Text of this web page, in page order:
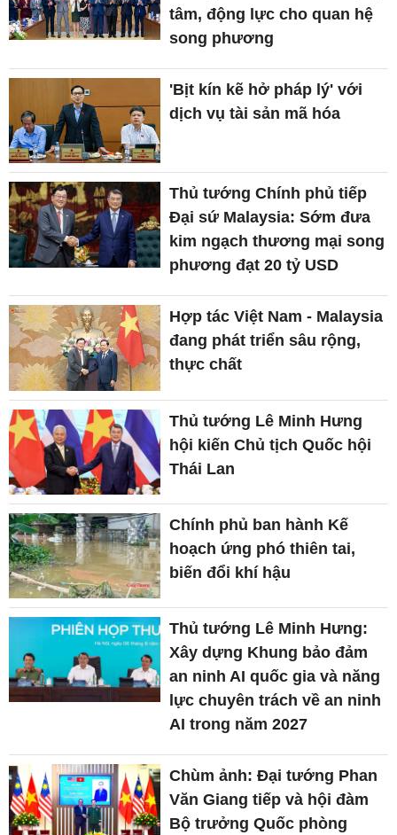
tâm, động lực cho quan hệ
song phương
'Bịt kín kẽ hở pháp lý' với
dịch vụ tài sản mã hóa
Thủ tướng Chính phủ tiếp
Đại sứ Malaysia: Sớm đưa
kim ngạch thương mại song
phương đạt 20 tỷ USD
Hợp tác Việt Nam - Malaysia
đang phát triển sâu rộng,
thực chất
Thủ tướng Lê Minh Hưng
hội kiến Chủ tịch Quốc hội
Thái Lan
Chính phủ ban hành Kế
hoạch ứng phó thiên tai,
biến đổi khí hậu
Thủ tướng Lê Minh Hưng:
Xây dựng Khung bảo đảm
an ninh AI quốc gia và năng
lực chuyên trách về an ninh
AI trong năm 2027
Chùm ảnh: Đại tướng Phan
Văn Giang tiếp và hội đàm
Bộ trưởng Quốc phòng